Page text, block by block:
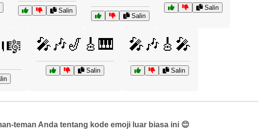
Salin
Salin
Salin
🎤🎶🎷🎸🎹
Salin
🎤🎶🎸🎤
Salin
teman Anda tentang kode emoji luar biasa ini 😊